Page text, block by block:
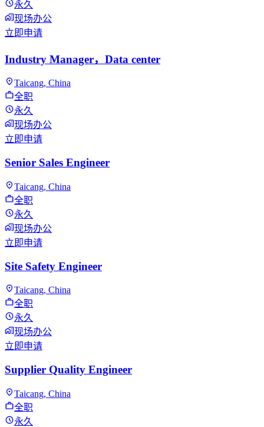
永久
现场办公
立即申请
Industry Manager，Data center
Taicang, China
全职
永久
现场办公
立即申请
Senior Sales Engineer
Taicang, China
全职
永久
现场办公
立即申请
Site Safety Engineer
Taicang, China
全职
永久
现场办公
立即申请
Supplier Quality Engineer
Taicang, China
全职
永久